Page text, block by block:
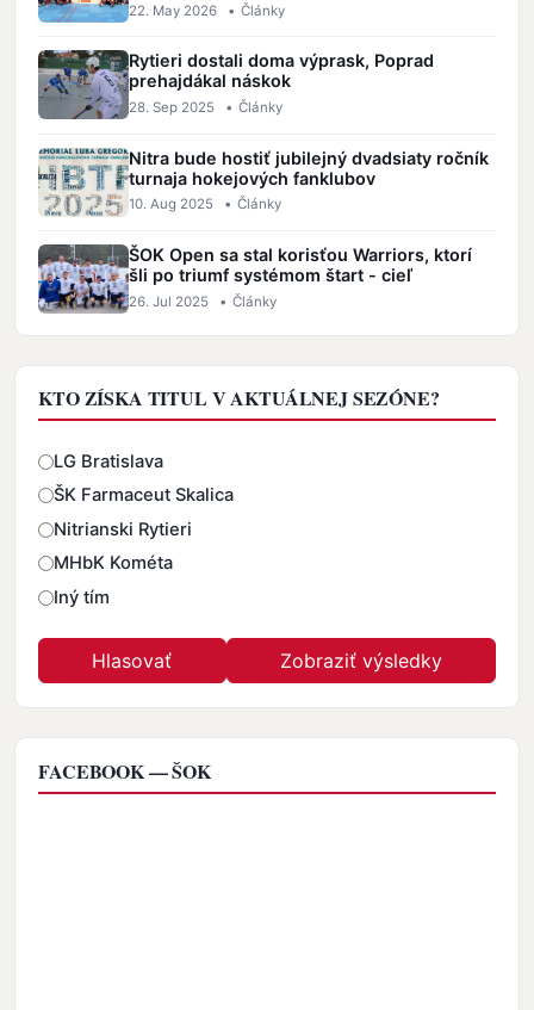
22. May 2026 • Články
Rytieri dostali doma výprask, Poprad
prehajdákal náskok
28. Sep 2025 • Články
Nitra bude hostiť jubilejný dvadsiaty ročník
turnaja hokejových fanklubov
10. Aug 2025 • Články
ŠOK Open sa stal korisťou Warriors, ktorí
šli po triumf systémom štart - cieľ
26. Jul 2025 • Články
KTO ZÍSKA TITUL V AKTUÁLNEJ SEZÓNE?
Odpovede
LG Bratislava
ŠK Farmaceut Skalica
Nitrianski Rytieri
MHbK Kométa
Iný tím
FACEBOOK — ŠOK